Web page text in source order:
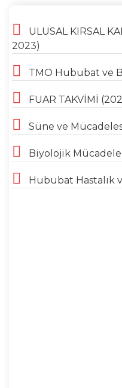
ULUSAL KIRSAL
2023)
TMO Hububat ve
FUAR TAKVİMİ
Süne ve
​Biyolojik Mücadele
Hububat Hastalık